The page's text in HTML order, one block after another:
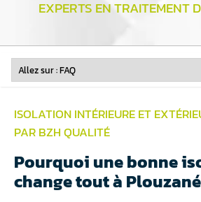
EXPERTS EN TRAITEMENT
ISOLATION INTÉRIEURE ET
PAR BZH QUALITÉ
Pourquoi une bonne
change tout à Plouzané